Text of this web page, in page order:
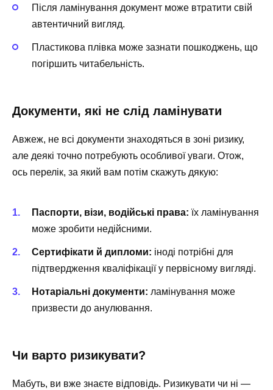
Після ламінування документ може втратити свій
автентичний вигляд.
Пластикова плівка може зазнати пошкоджень, що
погіршить читабельність.
Документи, які не слід ламінувати
Авжеж, не всі документи знаходяться в зоні ризику,
але деякі точно потребують особливої уваги. Отож,
ось перелік, за який вам потім скажуть дякую:
Паспорти, візи, водійські права: їх ламінування
може зробити недійсними.
Сертифікати й дипломи: іноді потрібні для
підтвердження кваліфікації у первісному вигляді.
Нотаріальні документи: ламінування може
призвести до анулювання.
Чи варто ризикувати?
Мабуть, ви вже знаєте відповідь. Ризикувати чи ні —